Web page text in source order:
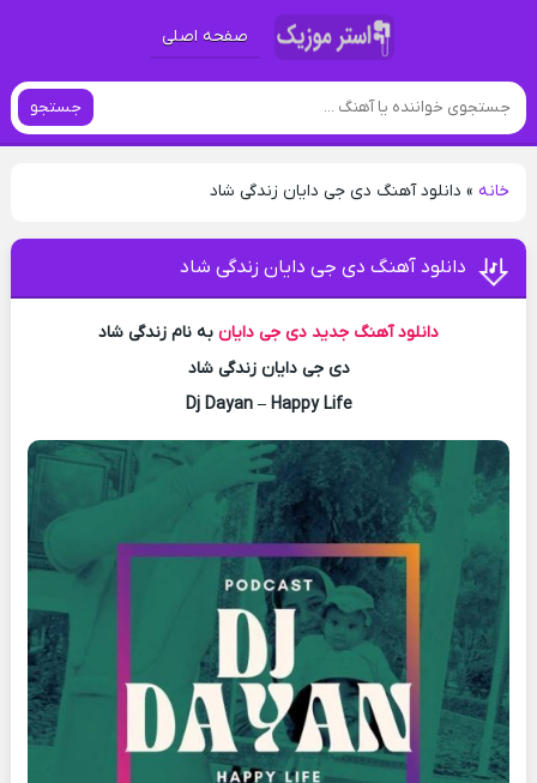
صفحه اصلی
جستجو
خانه» دانلود آهنگ دی جی دایان زندگی شاد
دانلود آهنگ دی جی دایان زندگی شاد
دانلود آهنگ جدید دی جی دایان به نام زندگی شاد
دی جی دایان زندگی شاد
Dj Dayan – Happy Life